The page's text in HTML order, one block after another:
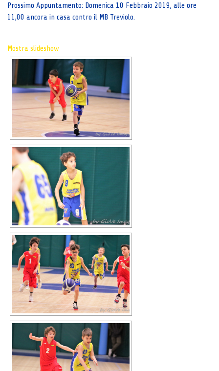
Prossimo Appuntamento: Domenica 10 Febbraio 2019, alle ore
11,00 ancora in casa contro il MB Treviolo.
Mostra slideshow